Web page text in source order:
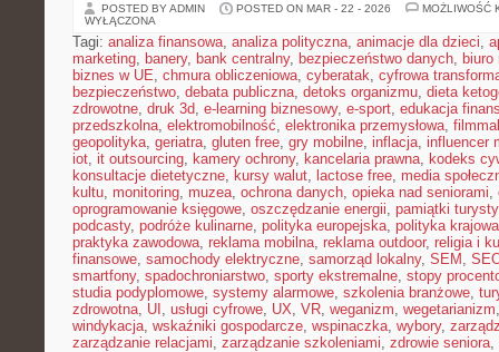
POSTED BY ADMIN POSTED ON MAR - 22 - 2026
MOŻLIWOŚĆ
WYŁĄCZONA
Tagi: analiza finansowa, analiza polityczna, animacje dla dzieci,
marketing, banery, bank centralny, bezpieczeństwo danych, biuro
biznes w UE, chmura obliczeniowa, cyberatak, cyfrowa
bezpieczeństwo, debata publiczna, detoks organizmu, dieta
zdrowotne, druk 3d, e-learning biznesowy, e-sport, edukacja
przedszkolna, elektromobilność, elektronika przemysłowa,
geopolityka, geriatra, gluten free, gry mobilne, inflacja, influencer
iot, it outsourcing, kamery ochrony, kancelaria prawna, kodeks
konsultacje dietetyczne, kursy walut, lactose free, media
kultu, monitoring, muzea, ochrona danych, opieka nad seniorami,
oprogramowanie księgowe, oszczędzanie energii, pamiątki
podcasty, podróże kulinarne, polityka europejska, polityka krajowa
praktyka zawodowa, reklama mobilna, reklama outdoor, religia i
finansowe, samochody elektryczne, samorząd lokalny, SEM ,
smartfony, spadochroniarstwo, sporty ekstremalne, stopy
studia podyplomowe, systemy alarmowe, szkolenia branżowe,
zdrowotna, UI , usługi cyfrowe, UX, VR, weganizm, wegetarianizm
windykacja, wskaźniki gospodarcze, wspinaczka, wybory,
zarządzanie relacjami, zarządzanie szkoleniami, zdrowie seniora,